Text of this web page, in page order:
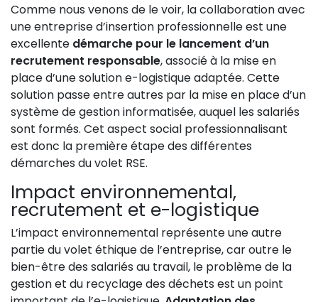
Comme nous venons de le voir, la collaboration avec
une entreprise d’insertion professionnelle est une
excellente démarche pour le lancement d’un
recrutement responsable, associé à la mise en
place d’une solution e-logistique adaptée. Cette
solution passe entre autres par la mise en place d’un
système de gestion informatisée, auquel les salariés
sont formés. Cet aspect social professionnalisant
est donc la première étape des différentes
démarches du volet RSE.
Impact environnemental,
recrutement et e-logistique
L’impact environnemental représente une autre
partie du volet éthique de l’entreprise, car outre le
bien-être des salariés au travail, le problème de la
gestion et du recyclage des déchets est un point